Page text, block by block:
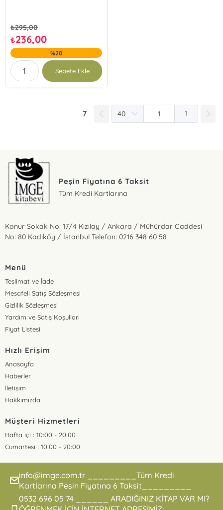
₺295,00
₺236,00
%20
Sepete Ekle
7 1
Peşin Fiyatına 6 Taksit
Tüm Kredi Kartlarına
Konur Sokak No: 17/4 Kızılay / Ankara / Mühürdar Caddesi
No: 80 Kadıköy / İstanbul Telefon: 0216 348 60 58
Menü
Teslimat ve İade
Mesafeli Satış Sözleşmesi
Gizlilik Sözleşmesi
Yardım ve Satış Koşulları
Fiyat Listesi
Hızlı Erişim
Anasayfa
Haberler
İletişim
Hakkımızda
Müşteri Hizmetleri
Hafta içi : 10:00 - 20:00
Cumartesi : 10:00 - 20:00
info@imge.com.tr _________Tüm Kredi
Kartlarına Peşin Fiyatına 6 Taksit_________
0532 696 05 74 ______ ARADIĞINIZ KİTAP VAR MI?